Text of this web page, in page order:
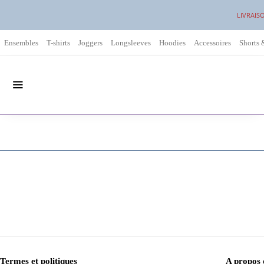
Ensembles T-shirts Joggers Longsleeves Hoodies Accessoires Shorts
Termes et politiques A propos